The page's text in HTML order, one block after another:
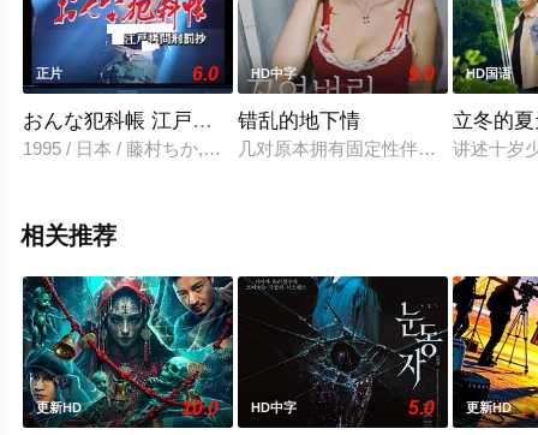
正片 6.0
おんな犯科帳 江戸拷問刑罰抄
1995 / 日本 / 藤村ちか,石原良純,角松かのり,江口尚希,愛染恭子,
HD中字 9.0
错乱的地下情
几对原本拥有固定性伴侣（炮友）关
HD国语
立冬的
讲述十岁
相关推荐
更新HD 10.0 HD中字 5.0 更新HD